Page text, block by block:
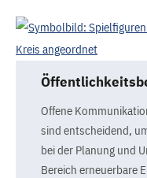
Offene
sind entscheidend,
bei der Planung und
Bereich erneuerbare